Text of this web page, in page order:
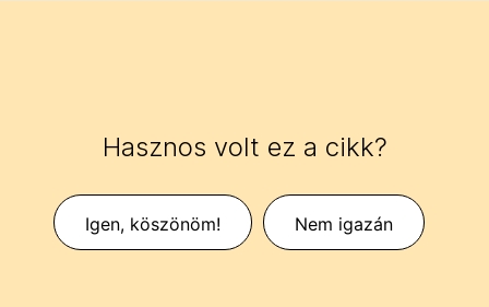
Hasznos volt ez a cikk?
Igen, köszönöm! Nem igazán